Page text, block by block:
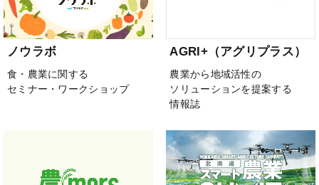
ノウラボ
食・農業に関する
セミナー・ワークショップ
AGRI+（アグリプラス）
農業から地域活性の
ソリューションを提案する
情報誌